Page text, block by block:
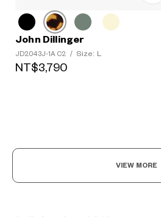
John Dillinger
JD2043J-1A C2 / Size: L
NT$3,790
VIEW MORE